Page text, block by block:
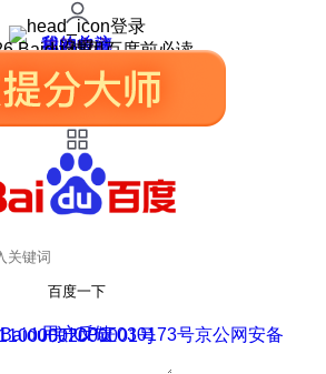
登录
我的关注
我的收藏
皮肤中心
用户反馈
设置
Baidu 使用百度前必读
百度一下
用户反馈
京ICP证030173号
京公网安备11000002000001号